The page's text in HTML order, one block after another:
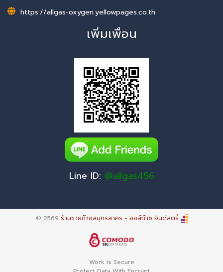
https://allgas-oxygen.yellowpages.co.th
เพิ่มเพื่อน
Line ID: @allgas456
© 2569 ร้านขายก๊าซสมุทรสาคร - ออล์ก๊าซ อินดัสตรี้
Work is Secure